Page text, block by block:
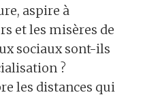
aspire à
et les misères de
sociaux sont-ils
?
les distances qui